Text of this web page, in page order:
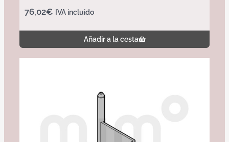
76,02€ IVA incluido
Añadir a la cesta